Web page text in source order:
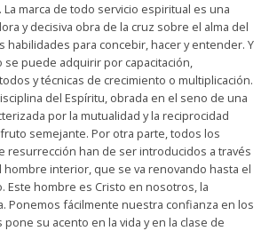
marca de todo servicio espiritual es una
y decisiva obra de la cruz sobre el alma del
habilidades para concebir, hacer y entender. Y
se puede adquirir por capacitación,
y técnicas de crecimiento o multiplicación.
del Espíritu, obrada en el seno de una
por la mutualidad y la reciprocidad
semejante. Por otra parte, todos los
resurrección han de ser introducidos a través
interior, que se va renovando hasta el
Este hombre es Cristo en nosotros, la
Ponemos fácilmente nuestra confianza en los
su acento en la vida y en la clase de